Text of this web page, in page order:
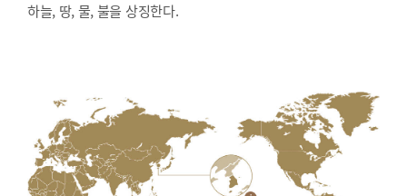
하늘, 땅, 물, 불을 상징한다.